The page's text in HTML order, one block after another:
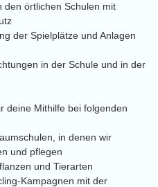
den örtlichen Schulen mit
der Spielplätze und Anlagen
in der Schule und in der
deine Mithilfe bei folgenden
in denen wir
und pflegen
und Tierarten
Kampagnen mit der